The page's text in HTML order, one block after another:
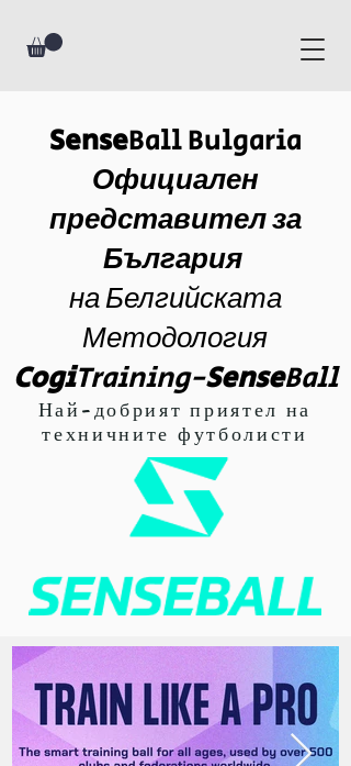
SenseBall Bulgaria
Официален
представител за
България
на Белгийската
Методология
CogiTraining-SenseBall
Най-добрият приятел на
техничните футболисти